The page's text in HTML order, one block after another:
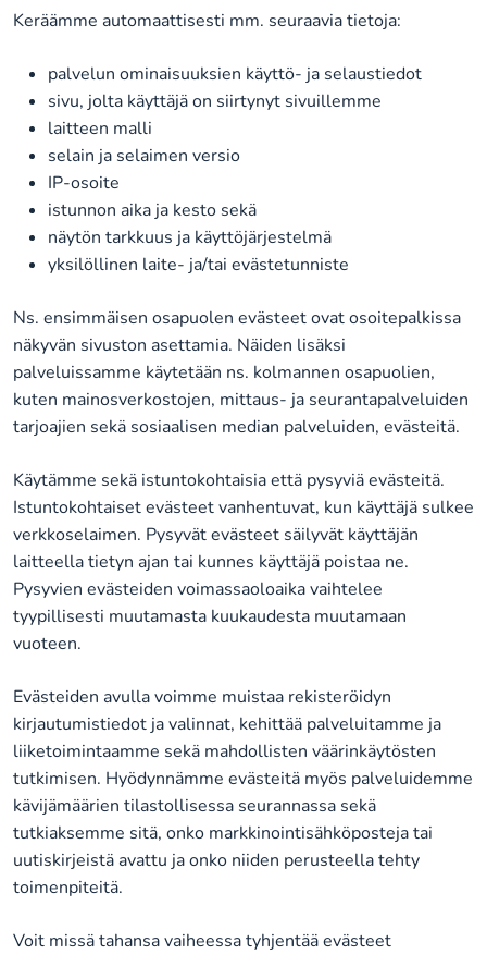
Keräämme automaattisesti mm. seuraavia tietoja:
palvelun ominaisuuksien käyttö- ja selaustiedot
sivu, jolta käyttäjä on siirtynyt sivuillemme
laitteen malli
selain ja selaimen versio
IP-osoite
istunnon aika ja kesto sekä
näytön tarkkuus ja käyttöjärjestelmä
yksilöllinen laite- ja/tai evästetunniste
Ns. ensimmäisen osapuolen evästeet ovat osoitepalkissa
näkyvän sivuston asettamia. Näiden lisäksi
palveluissamme käytetään ns. kolmannen osapuolien,
kuten mainosverkostojen, mittaus- ja seurantapalveluiden
tarjoajien sekä sosiaalisen median palveluiden, evästeitä.
Käytämme sekä istuntokohtaisia että pysyviä evästeitä.
Istuntokohtaiset evästeet vanhentuvat, kun käyttäjä sulkee
verkkoselaimen. Pysyvät evästeet säilyvät käyttäjän
laitteella tietyn ajan tai kunnes käyttäjä poistaa ne.
Pysyvien evästeiden voimassaoloaika vaihtelee
tyypillisesti muutamasta kuukaudesta muutamaan
vuoteen.
Evästeiden avulla voimme muistaa rekisteröidyn
kirjautumistiedot ja valinnat, kehittää palveluitamme ja
liiketoimintaamme sekä mahdollisten väärinkäytösten
tutkimisen. Hyödynnämme evästeitä myös palveluidemme
kävijämäärien tilastollisessa seurannassa sekä
tutkiaksemme sitä, onko markkinointisähköposteja tai
uutiskirjeistä avattu ja onko niiden perusteella tehty
toimenpiteitä.
Voit missä tahansa vaiheessa tyhjentää evästeet